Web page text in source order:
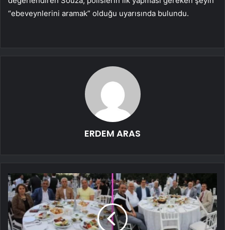
“ebeveynlerini aramak” olduğu uyarısında bulundu.
ERDEM ARAS